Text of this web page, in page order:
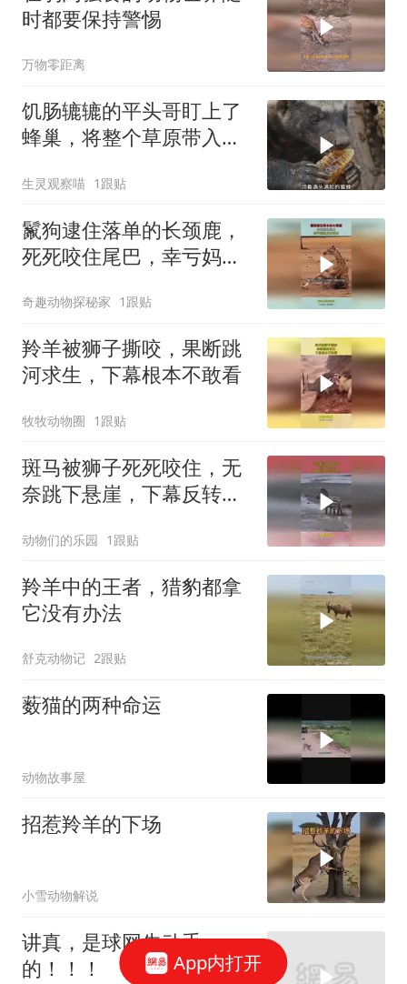
时都要保持警惕
万物零距离
饥肠辘辘的平头哥盯上了
蜂巢，将整个草原带入了
生灵观察喵 1跟贴
鬣狗逮住落单的长颈鹿，
死死咬住尾巴，幸亏妈妈
奇趣动物探秘家 1跟贴
羚羊被狮子撕咬，果断跳
河求生，下幕根本不敢看
牧牧动物圈 1跟贴
斑马被狮子死死咬住，无
奈跳下悬崖，下幕反转来
动物们的乐园 1跟贴
羚羊中的王者，猎豹都拿
它没有办法
舒克动物记 2跟贴
薮猫的两种命运
动物故事屋
招惹羚羊的下场
小雪动物解说
讲真，是球网先动手
的！！！
App内打开